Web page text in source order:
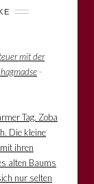
mit der
-
Tag. Zoba
Die kleine
ihren
alten Baums
nur selten